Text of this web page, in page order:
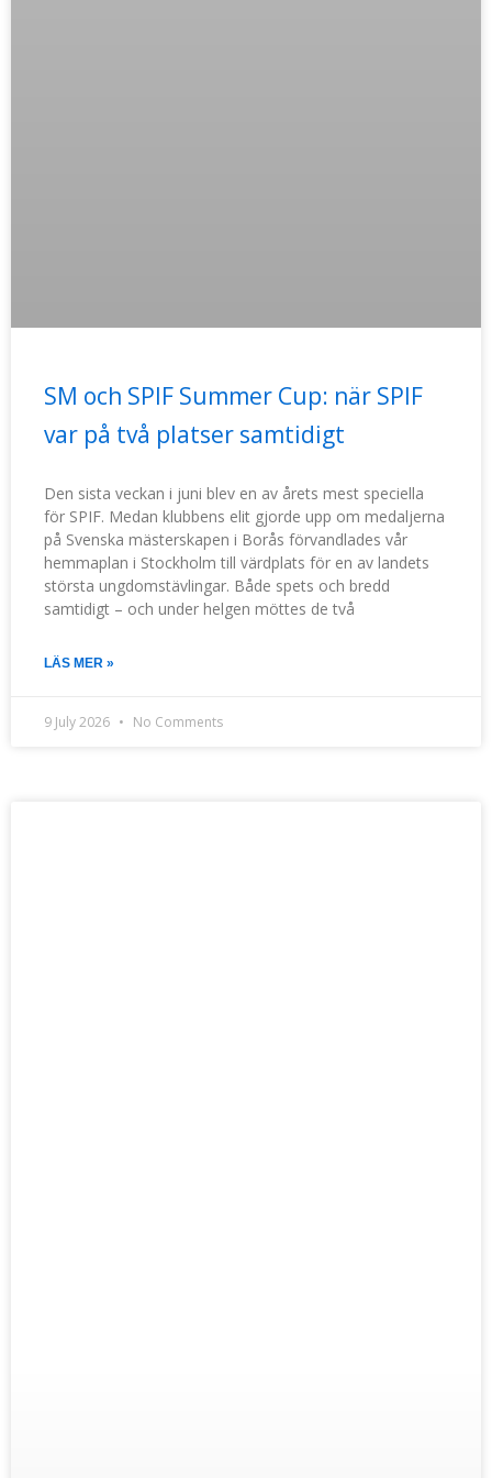
SM och SPIF Summer Cup: när SPIF
var på två platser samtidigt
Den sista veckan i juni blev en av årets mest speciella
för SPIF. Medan klubbens elit gjorde upp om medaljerna
på Svenska mästerskapen i Borås förvandlades vår
hemmaplan i Stockholm till värdplats för en av landets
största ungdomstävlingar. Både spets och bredd
samtidigt – och under helgen möttes de två
LÄS MER »
9 July 2026 No Comments